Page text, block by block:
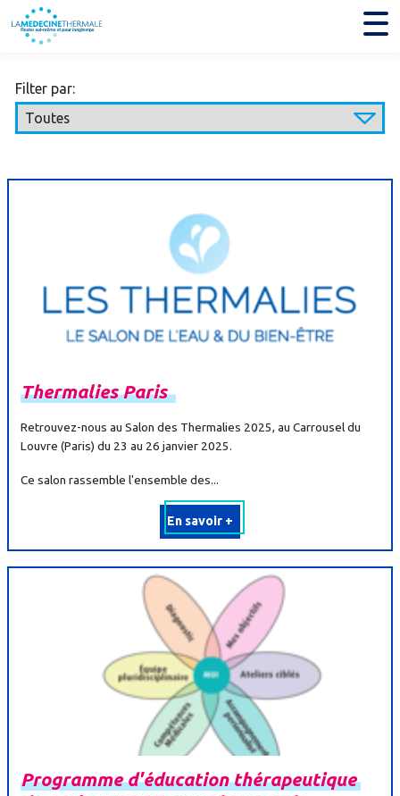
Filter par:
ThermaliesParis
Retrouvez-nous au Salon des Thermalies 2025, au Carrousel du
Louvre (Paris) du 23 au 26 janvier 2025.
Ce salon rassemble l'ensemble des...
En savoir +
Programmed'éducationthérapeutique